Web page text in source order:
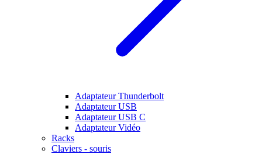
Adaptateur Thunderbolt
Adaptateur USB
Adaptateur USB C
Adaptateur Vidéo
Racks
Claviers - souris